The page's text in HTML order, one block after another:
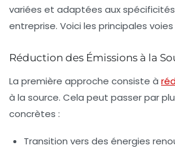
variées et adaptées aux
entreprise. Voici les principales voies
Réduction des Émissions à la
La première approche consiste à
à la source. Cela peut passer par
concrètes :
Transition vers des énergies